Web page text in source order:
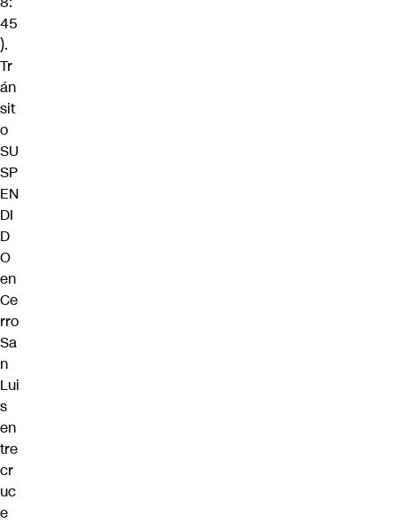
45
).
Tr
án
sit
o
SU
SP
EN
DI
D
O
en
Ce
rro
Sa
n
Lui
s
en
tre
cr
uc
e